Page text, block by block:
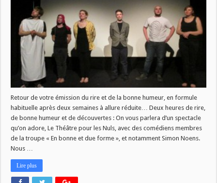
bonne
et
due
forme!
Retour de votre émission du rire et de la bonne humeur, en formule
habituelle après deux semaines à allure réduite… Deux heures de rire,
de bonne humeur et de découvertes : On vous parlera d’un spectacle
qu’on adore, Le Théâtre pour les Nuls, avec des comédiens membres
de la troupe « En bonne et due forme », et notamment Simon Noens.
Nous …
Lire plus